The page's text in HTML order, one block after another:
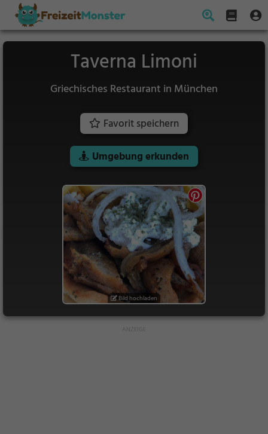
Taverna Limoni
Griechisches Restaurant in München
Favorit speichern
Umgebung erkunden
Bild hochladen